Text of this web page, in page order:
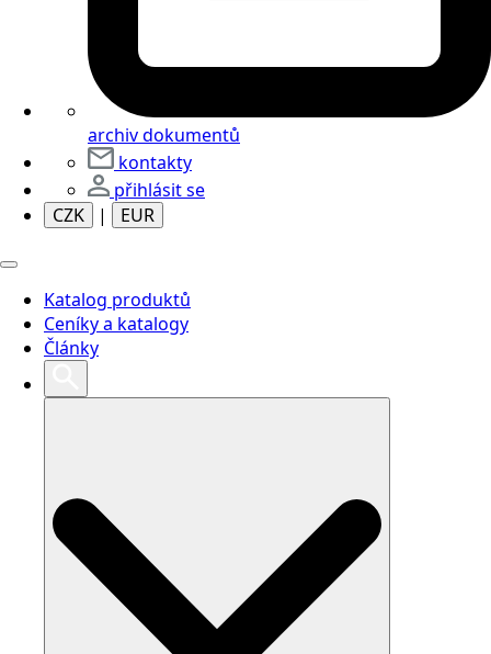
archiv dokumentů
kontakty
přihlásit se
CZK
| EUR
Katalog produktů
Ceníky a katalogy
Články
Search